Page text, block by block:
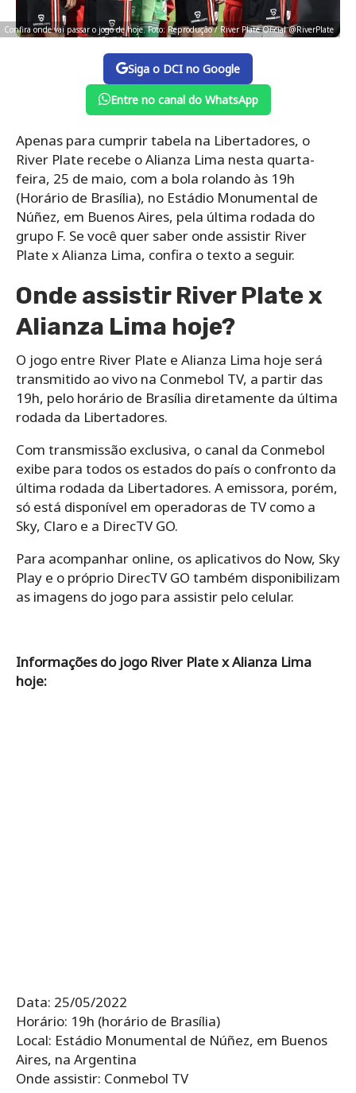
Confira onde vai passar o jogo de hoje. Foto: Reprodução / River Plate Oficial @RiverPlate
Siga o DCI no Google
Entre no canal do WhatsApp
Apenas para cumprir tabela na Libertadores, o
River Plate recebe o Alianza Lima nesta quarta-
feira, 25 de maio, com a bola rolando às 19h
(Horário de Brasília), no Estádio Monumental de
Núñez, em Buenos Aires, pela última rodada do
grupo F. Se você quer saber onde assistir River
Plate x Alianza Lima, confira o texto a seguir.
Onde assistir River Plate x
Alianza Lima hoje?
O jogo entre River Plate e Alianza Lima hoje será
transmitido ao vivo na Conmebol TV, a partir das
19h, pelo horário de Brasília diretamente da última
rodada da Libertadores.
Com transmissão exclusiva, o canal da Conmebol
exibe para todos os estados do país o confronto da
última rodada da Libertadores. A emissora, porém,
só está disponível em operadoras de TV como a
Sky, Claro e a DirecTV GO.
Para acompanhar online, os aplicativos do Now, Sky
Play e o próprio DirecTV GO também disponibilizam
as imagens do jogo para assistir pelo celular.
Informações do jogo River Plate x Alianza Lima
hoje:
Data: 25/05/2022
Horário: 19h (horário de Brasília)
Local: Estádio Monumental de Núñez, em Buenos
Aires, na Argentina
Onde assistir: Conmebol TV